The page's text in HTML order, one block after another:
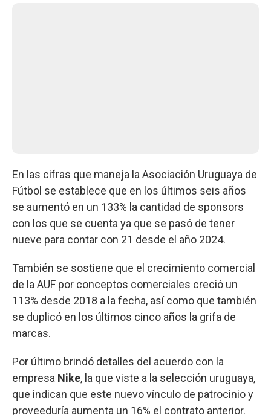
En las cifras que maneja la Asociación Uruguaya de
Fútbol se establece que en los últimos seis años
se aumentó en un 133% la cantidad de sponsors
con los que se cuenta ya que se pasó de tener
nueve para contar con 21 desde el año 2024.
También se sostiene que el crecimiento comercial
de la AUF por conceptos comerciales creció un
113% desde 2018 a la fecha, así como que también
se duplicó en los últimos cinco años la grifa de
marcas.
Por último brindó detalles del acuerdo con la
empresa Nike, la que viste a la selección uruguaya,
que indican que este nuevo vínculo de patrocinio y
proveeduría aumenta un 16% el contrato anterior.